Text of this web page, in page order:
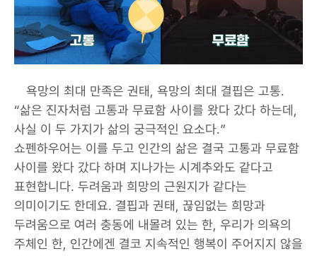
욕망의 최대 만족은 권태, 욕망의 최대 결핍은 고통.
“삶은 진자처럼 고통과 무료함 사이를 왔다 갔다 하는데,
사실 이 두 가지가 삶의 궁극적인 요소다.”
쇼펜하우어는 이를 두고 인간의 삶은 결국 고통과 무료함
사이를 왔다 갔다 하며 지나가는 시계추와도 같다고
표현합니다. 두려움과 희망의 근원지가 같다는
의미이기도 한데요. 결핍과 권태, 끊임없는 희망과
두려움으로 여러 충동에 내몰려 있는 한, 우리가 의욕의
주체인 한, 인간에겐 결코 지속적인 행복이 주어지지 않을